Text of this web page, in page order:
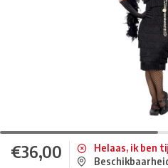
€36,00
Helaas, ik ben